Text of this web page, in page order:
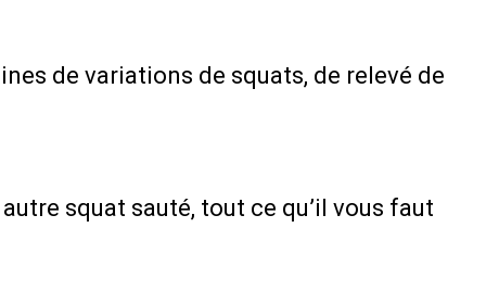
de variations de squats, de relevé de
squat sauté, tout ce qu’il vous faut